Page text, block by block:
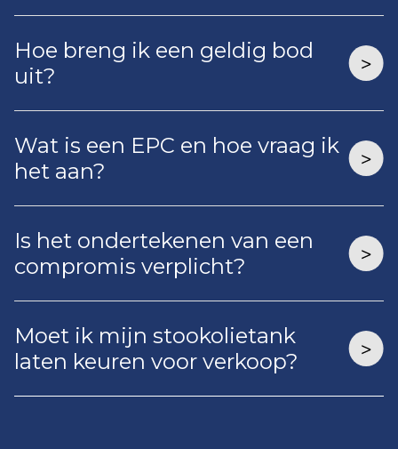
Hoe breng ik een geldig bod
uit?
Wat is een EPC en hoe vraag ik
het aan?
Is het ondertekenen van een
compromis verplicht?
Moet ik mijn stookolietank
laten keuren voor verkoop?